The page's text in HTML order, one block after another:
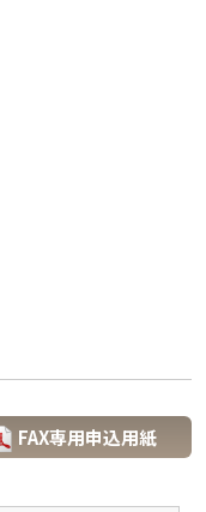
FAX専用申込用紙